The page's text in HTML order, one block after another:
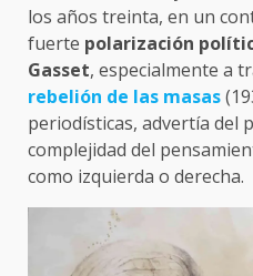
los años treinta, en un
fuerte polarización
Gasset, especialmente a
rebelión de las masas
periodísticas, advertía del
complejidad del
como izquierda o derecha.